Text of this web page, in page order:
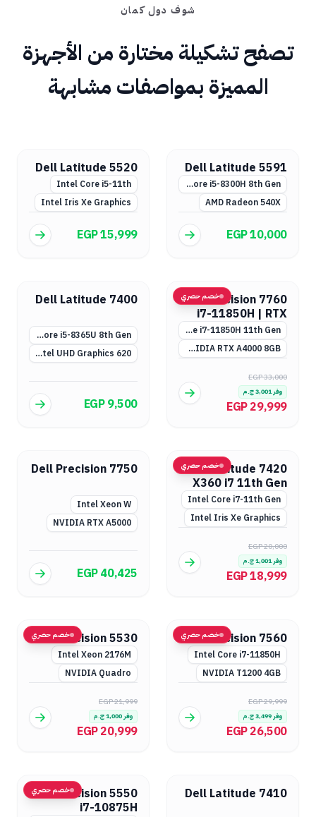
شوف دول كمان
تصفح تشكيلة مختارة من الأجهزة
المميزة بمواصفات مشابهة
Dell Latitude 5591
Intel Core i5-8300H 8th Gen
AMD Radeon 540X
EGP 10,000
Dell Latitude 5520
Intel Core i5-11th
Intel Iris Xe Graphics
EGP 15,999
خصم حصري
Dell Precision 7760
i7-11850H | RTX
A4000 & A3000
Intel Core i7-11850H 11th Gen
NVIDIA RTX A4000 8GB أو RTX A3000 (اختياري)
EGP 33,000
وفر3,001ج.م
EGP 29,999
Dell Latitude 7400
Intel Core i5-8365U 8th Gen
Intel UHD Graphics 620
EGP 9,500
خصم حصري
Dell Latitude 7420
X360 i7 11th Gen
Intel Core i7-11th Gen
Intel Iris Xe Graphics
EGP 20,000
وفر1,001ج.م
EGP 18,999
Dell Precision 7750
Intel Xeon W
NVIDIA RTX A5000
EGP 40,425
خصم حصري
Dell Precision 7560
Intel Core i7-11850H
NVIDIA T1200 4GB
EGP 29,999
وفر3,499ج.م
EGP 26,500
خصم حصري
Dell Precision 5530
Intel Xeon 2176M
NVIDIA Quadro
EGP 21,999
وفر1,000ج.م
EGP 20,999
Dell Latitude 7410 خصم حصري
Dell Precision 5550
i7-10875H